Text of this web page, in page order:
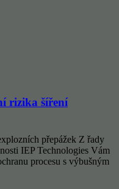
rizika šíření
přepážek Z řady
IEP Technologies Vám
procesu s výbušným